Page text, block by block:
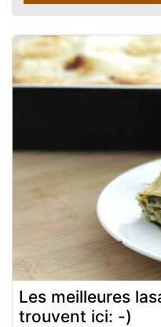
Les meilleures
trouvent ici: -)